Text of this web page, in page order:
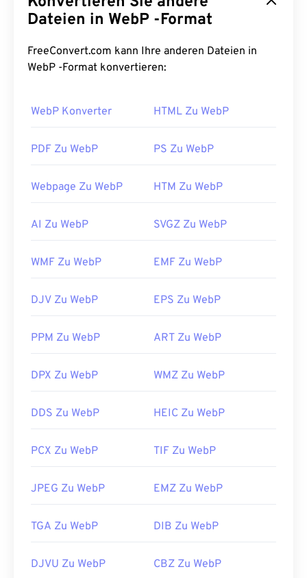
Anwendungen eignen. WebP-Bilder sind bis zu 30
Network Graphics- (PNG)Dateien und weisen eine
ähnliche Bildqualität auf. WebP-Bilder werden auf
plattformübergreifend funktioniert. WebP-Dateien
automatisch geöffnet. Neben Chrome
Format.
kostenlose Bildbetrachter ausprobieren. Probieren
vor der Verwendung
von IrfanView ,Windows Photo
Erstveröffentlichung:
September 2010
Verwenden Sie unseren
Farbwähler,um Farben aus
Dateien in WebP -Format
FreeConvert.com kann Ihre anderen Dateien in
WebP -Format konvertieren:
WebP Konverter HTML Zu WebP
PDF Zu WebP PS Zu WebP
Webpage Zu WebP HTM Zu WebP
AI Zu WebP SVGZ Zu WebP
WMF Zu WebP EMF Zu WebP
DJV Zu WebP EPS Zu WebP
PPM Zu WebP ART Zu WebP
DPX Zu WebP WMZ Zu WebP
DDS Zu WebP HEIC Zu WebP
PCX Zu WebP TIF Zu WebP
JPEG Zu WebP EMZ Zu WebP
TGA Zu WebP DIB Zu WebP
DJVU Zu WebP CBZ Zu WebP